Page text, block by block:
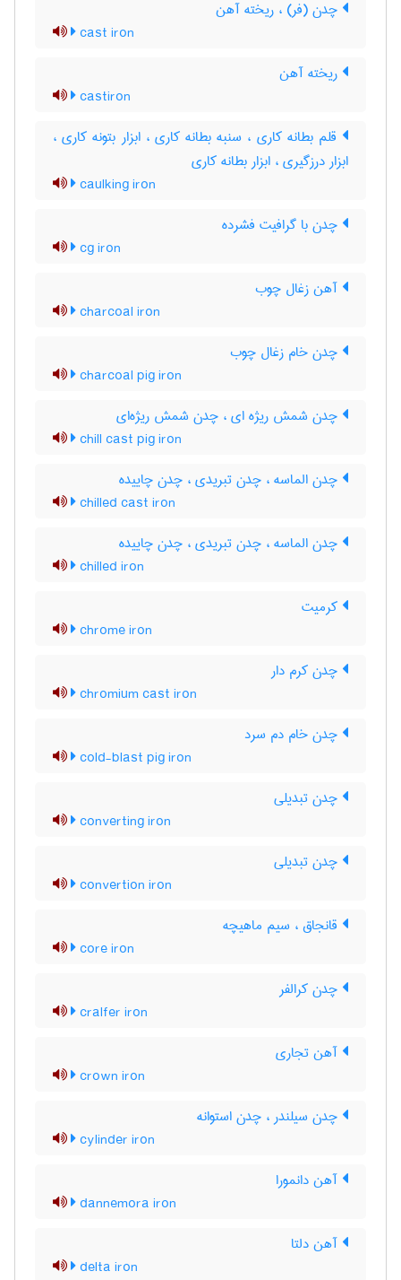
چدن (فر) ، ریخته آهن
cast iron
ریخته آهن
castiron
قلم بطانه کاری ، سنبه بطانه کاری ، ابزار بتونه کاری ،
ابزار درزگیری ، ابزار بطانه کاری
caulking iron
چدن با گرافیت فشرده
cg iron
آهن زغال چوب
charcoal iron
چدن خام زغال چوب
charcoal pig iron
چدن شمش ریژه ای ، چدن شمش ریژه‌ای
chill cast pig iron
چدن الماسه ، چدن تبریدی ، چدن چاییده
chilled cast iron
چدن الماسه ، چدن تبریدی ، چدن چاییده
chilled iron
کرمیت
chrome iron
چدن کرم دار
chromium cast iron
چدن خام دم سرد
cold-blast pig iron
چدن تبدیلی
converting iron
چدن تبدیلی
convertion iron
قانجاق ، سیم ماهیچه
core iron
چدن کرالفر
cralfer iron
آهن تجاری
crown iron
چدن سیلندر ، چدن استوانه
cylinder iron
آهن دانمورا
dannemora iron
آهن دلتا
delta iron